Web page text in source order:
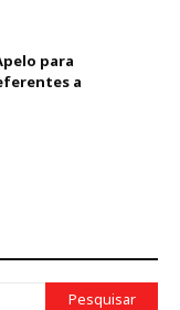
para
a